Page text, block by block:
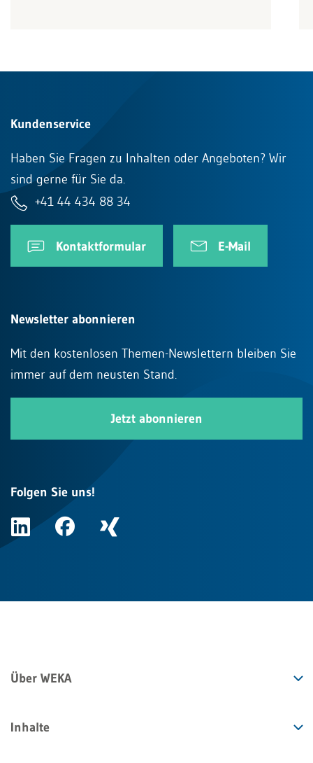
Kundenservice
Haben Sie Fragen zu Inhalten oder Angeboten? Wir
sind gerne für Sie da.
+41 44 434 88 34
Kontaktformular E-Mail
Newsletter abonnieren
Mit den kostenlosen Themen-Newslettern bleiben Sie
immer auf dem neusten Stand.
Jetzt abonnieren
Folgen Sie uns!
Über WEKA
Inhalte